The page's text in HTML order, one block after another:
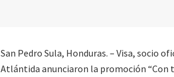
San Pedro Sula, Honduras. – Visa, socio
Atlántida anunciaron la promoción “Con